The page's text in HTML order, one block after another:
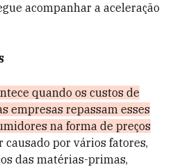
acompanhar a aceleração
quando os custos de
empresas repassam esses
na forma de preços
causado por vários fatores,
das matérias-primas,